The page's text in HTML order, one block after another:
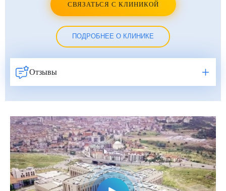
СВЯЗАТЬСЯ С КЛИНИКОЙ
ПОДРОБНЕЕ О КЛИНИКЕ
Отзывы